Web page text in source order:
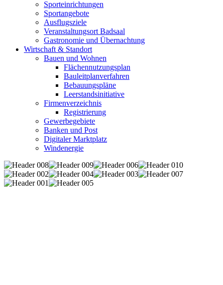
Sporteinrichtungen
Sportangebote
Ausflugsziele
Veranstaltungsort Badsaal
Gastronomie und Übernachtung
Wirtschaft & Standort
Bauen und Wohnen
Flächennutzungsplan
Bauleitplanverfahren
Bebauungspläne
Leerstandsinitiative
Firmenverzeichnis
Registrierung
Gewerbegebiete
Banken und Post
Digitaler Marktplatz
Windenergie